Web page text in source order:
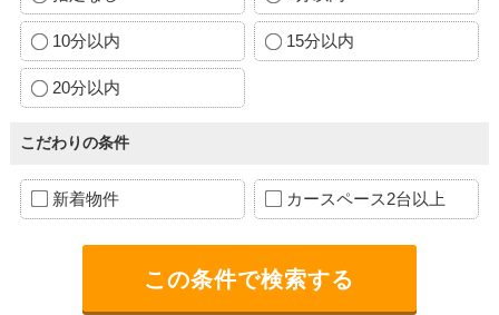
10分以内 15分以内
20分以内
こだわりの条件
新着物件 カースペース2台以上